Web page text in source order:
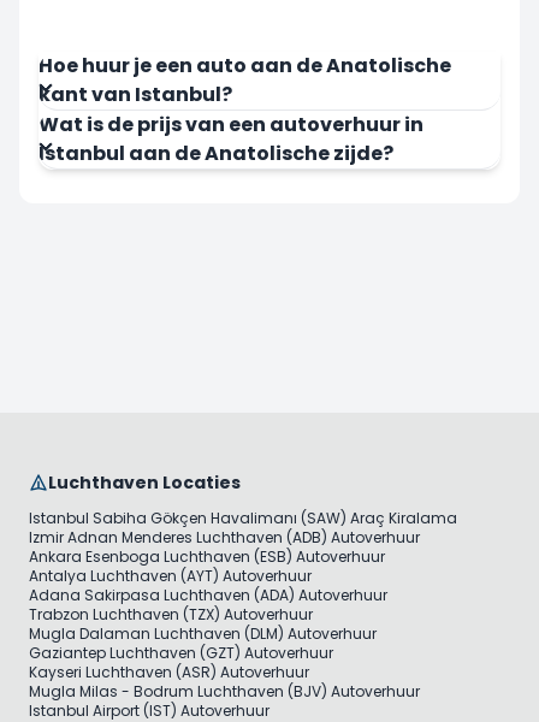
Hoe huur je een auto aan de Anatolische
kant van Istanbul?
Wat is de prijs van een autoverhuur in
Istanbul aan de Anatolische zijde?
Luchthaven Locaties
Istanbul Sabiha Gökçen Havalimanı (SAW) Araç Kiralama
Izmir Adnan Menderes Luchthaven (ADB) Autoverhuur
Ankara Esenboga Luchthaven (ESB) Autoverhuur
Antalya Luchthaven (AYT) Autoverhuur
Adana Sakirpasa Luchthaven (ADA) Autoverhuur
Trabzon Luchthaven (TZX) Autoverhuur
Mugla Dalaman Luchthaven (DLM) Autoverhuur
Gaziantep Luchthaven (GZT) Autoverhuur
Kayseri Luchthaven (ASR) Autoverhuur
Mugla Milas - Bodrum Luchthaven (BJV) Autoverhuur
Istanbul Airport (IST) Autoverhuur